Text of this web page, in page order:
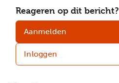
Reageren op dit bericht?
Aanmelden
Inloggen